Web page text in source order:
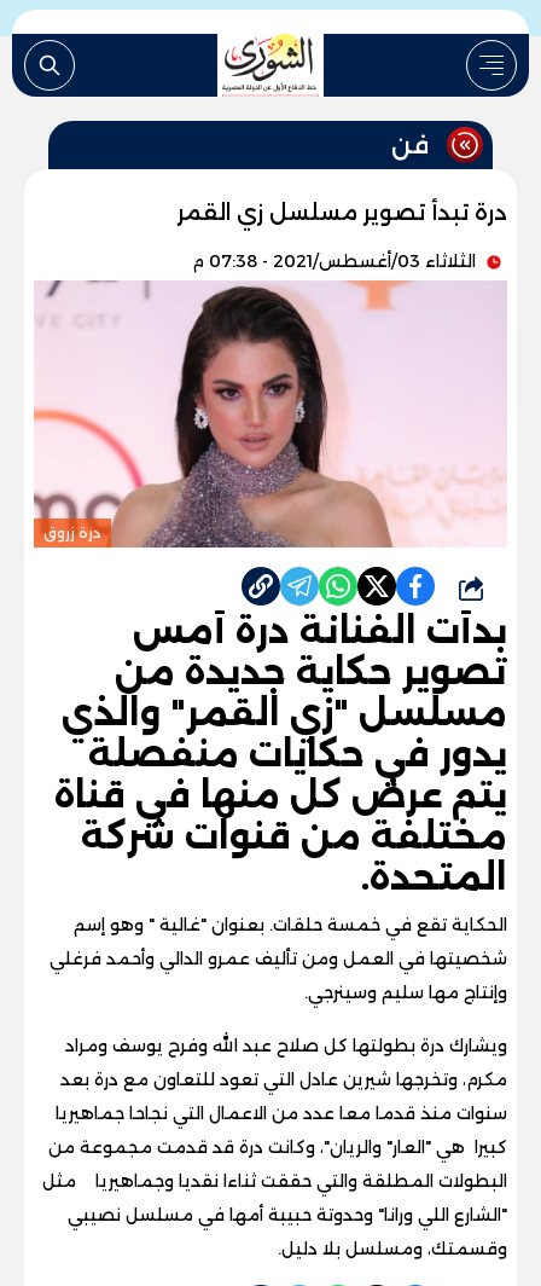
فن
درة تبدأ تصوير مسلسل زي القمر
الثلاثاء 03/أغسطس/2021 - 07:38 م
درة زروق
شارك
بدأت الفنانة درة أمس
تصوير حكاية جديدة من
مسلسل "زي القمر" والذي
يدور في حكايات منفصلة
يتم عرض كل منها في قناة
مختلفة من قنوات شركة
المتحدة.
الحكاية تقع في خمسة حلقات. بعنوان "غالية " وهو إسم
شخصيتها في العمل ومن تأليف عمرو الدالي وأحمد فرغلي
وإنتاج مها سليم وسينرجي.
ويشارك درة بطولتها كل صلاح عبد الله وفرح يوسف ومراد
مكرم، وتخرجها شيرين عادل التي تعود للتعاون مع درة بعد
سنوات منذ قدما معا عدد من الاعمال التي نجاحا جماهيريا
كبيرا هي "العار" والريان"، وكانت درة قد قدمت مجموعة من
البطولات المطلقة والتي حققت ثناءا نقديا وجماهيريا مثل
"الشارع اللي ورانا" وحدوتة حبيبة أمها في مسلسل نصيبي
وقسمتك، ومسلسل بلا دليل.